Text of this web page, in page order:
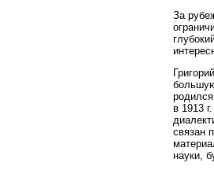
За
в 1913
связан
науки,